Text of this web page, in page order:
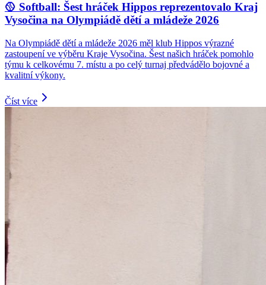
🥎 Softball: Šest hráček Hippos reprezentovalo Kraj
Vysočina na Olympiádě dětí a mládeže 2026
Na Olympiádě dětí a mládeže 2026 měl klub Hippos výrazné
zastoupení ve výběru Kraje Vysočina. Šest našich hráček pomohlo
týmu k celkovému 7. místu a po celý turnaj předvádělo bojovné a
kvalitní výkony.
Číst více